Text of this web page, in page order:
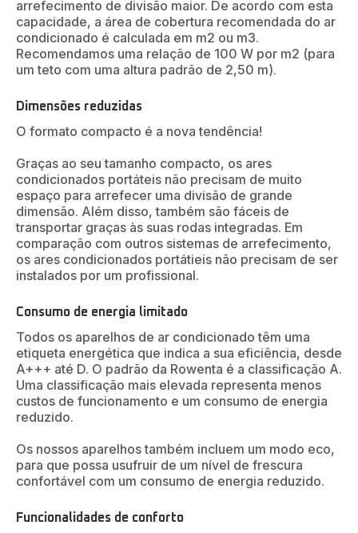
arrefecimento de divisão maior. De acordo com esta
capacidade, a área de cobertura recomendada do ar
condicionado é calculada em m2 ou m3.
Recomendamos uma relação de 100 W por m2 (para
um teto com uma altura padrão de 2,50 m).
Dimensões reduzidas
O formato compacto é a nova tendência!
Graças ao seu tamanho compacto, os ares
condicionados portáteis não precisam de muito
espaço para arrefecer uma divisão de grande
dimensão. Além disso, também são fáceis de
transportar graças às suas rodas integradas. Em
comparação com outros sistemas de arrefecimento,
os ares condicionados portátieis não precisam de ser
instalados por um profissional.
Consumo de energia limitado
Todos os aparelhos de ar condicionado têm uma
etiqueta energética que indica a sua eficiência, desde
A+++ até D. O padrão da Rowenta é a classificação A.
Uma classificação mais elevada representa menos
custos de funcionamento e um consumo de energia
reduzido.
Os nossos aparelhos também incluem um modo eco,
para que possa usufruir de um nível de frescura
confortável com um consumo de energia reduzido.
Funcionalidades de conforto